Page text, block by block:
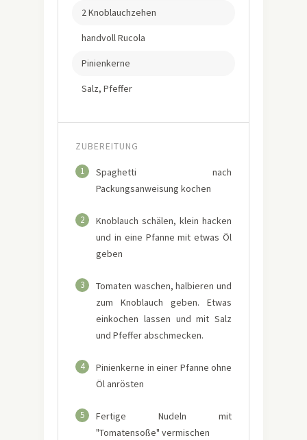
2 Knoblauchzehen
handvoll Rucola
Pinienkerne
Salz, Pfeffer
ZUBEREITUNG
1
Spaghetti nach
Packungsanweisung kochen
2
Knoblauch schälen, klein hacken
und in eine Pfanne mit etwas Öl
geben
3
Tomaten waschen, halbieren und
zum Knoblauch geben. Etwas
einkochen lassen und mit Salz
und Pfeffer abschmecken.
4
Pinienkerne in einer Pfanne ohne
Öl anrösten
5
Fertige Nudeln mit
"Tomatensoße" vermischen